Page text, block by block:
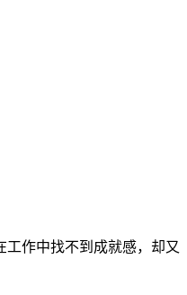
作中找不到成就感，却又